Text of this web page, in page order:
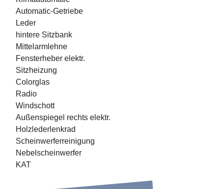
Automatic-Getriebe
Leder
hintere Sitzbank
Mittelarmlehne
Fensterheber elektr.
Sitzheizung
Colorglas
Radio
Windschott
Außenspiegel rechts elektr.
Holzlederlenkrad
Scheinwerferreinigung
Nebelscheinwerfer
KAT